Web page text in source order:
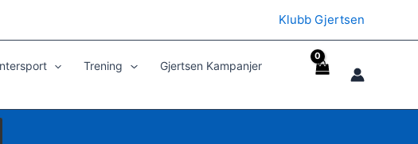
Klubb Gjertsen
Trening
Gjertsen Kampanjer